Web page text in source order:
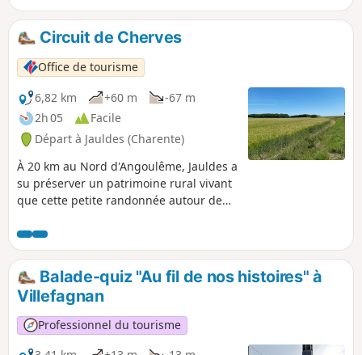
Circuit de Cherves
Office de tourisme
6,82 km
+60 m
-67 m
2h 05
Facile
Départ à Jauldes (Charente)
À 20 km au Nord d'Angoulême, Jauldes a
su préserver un patrimoine rural vivant
que cette petite randonnée autour de
Balade-quiz "Au fil de nos histoires" à
Villefagnan
Professionnel du tourisme